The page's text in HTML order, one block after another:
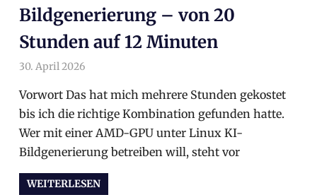
Bildgenerierung – von 20
Stunden auf 12 Minuten
30. April 2026
Vorwort Das hat mich mehrere Stunden gekostet
bis ich die richtige Kombination gefunden hatte.
Wer mit einer AMD-GPU unter Linux KI-
Bildgenerierung betreiben will, steht vor
WEITERLESEN